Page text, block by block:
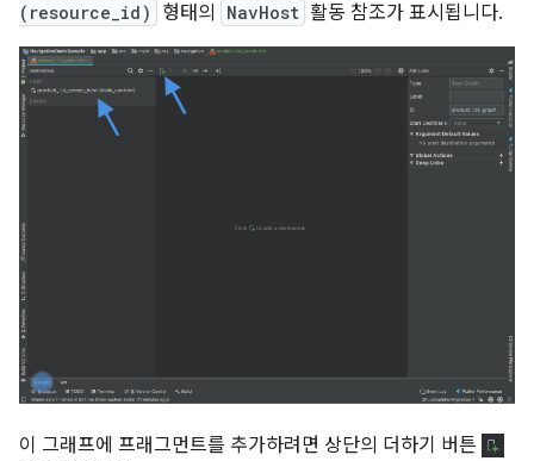
(resource_id)
형태의 NavHost 활동 참조가 표시됩니다.
이 그래프에 프래그먼트를 추가하려면 상단의 더하기 버튼